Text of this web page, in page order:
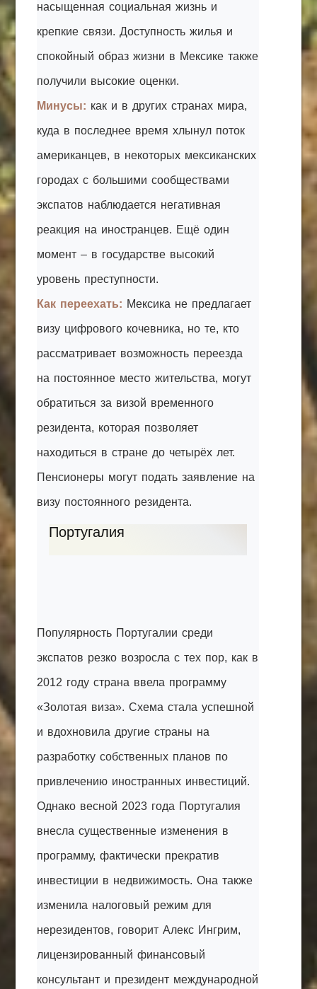
насыщенная социальная жизнь и
крепкие связи. Доступность жилья и
спокойный образ жизни в Мексике также
получили высокие оценки.
Минусы: как и в других странах мира,
куда в последнее время хлынул поток
американцев, в некоторых мексиканских
городах с большими сообществами
экспатов наблюдается негативная
реакция на иностранцев. Ещё один
момент – в государстве высокий
уровень преступности.
Как переехать: Мексика не предлагает
визу цифрового кочевника, но те, кто
рассматривает возможность переезда
на постоянное место жительства, могут
обратиться за визой временного
резидента, которая позволяет
находиться в стране до четырёх лет.
Пенсионеры могут подать заявление на
визу постоянного резидента.
Португалия
Популярность Португалии среди
экспатов резко возросла с тех пор, как в
2012 году страна ввела программу
«Золотая виза». Схема стала успешной
и вдохновила другие страны на
разработку собственных планов по
привлечению иностранных инвестиций.
Однако весной 2023 года Португалия
внесла существенные изменения в
программу, фактически прекратив
инвестиции в недвижимость. Она также
изменила налоговый режим для
нерезидентов, говорит Алекс Ингрим,
лицензированный финансовый
консультант и президент международной